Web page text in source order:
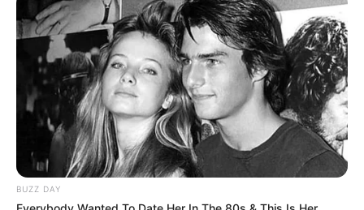
MUSIC
പാരിസിൽ സുരക്ഷാ ഉദ്യോഗസ്ഥനെ മർദ്ദിച്ചു;
പ്രശസ്ത അമേരിക്കൻ റാപ്പർ ട്രാവിസ് സ്‌കോട്ട്
BUZZ DAY